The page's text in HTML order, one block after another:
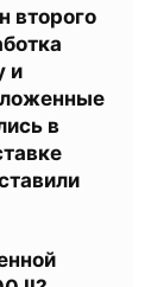
второго
и
в